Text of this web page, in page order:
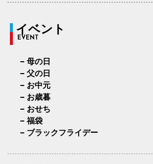
イベント
EVENT
母の日
父の日
お中元
お歳暮
おせち
福袋
ブラックフライデー